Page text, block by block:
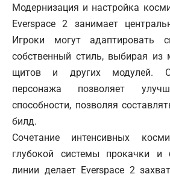
Модернизация и настройка
Everspace 2 занимает
Игроки могут адаптировать
собственный стиль, выбирая из
щитов и других модулей.
персонажа позволяет
способности, позволяя
билд.
Сочетание интенсивных
глубокой системы прокачки и
линии делает Everspace 2